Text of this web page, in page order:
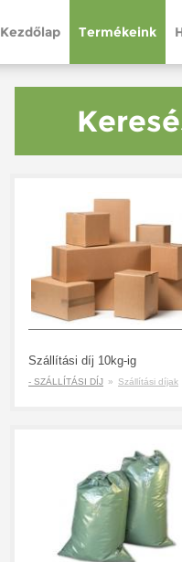
Kezdőlap Termékeink
Szállítási díj 10kg-ig
- SZÁLLÍTÁSI DÍJ » Szállítási díjak